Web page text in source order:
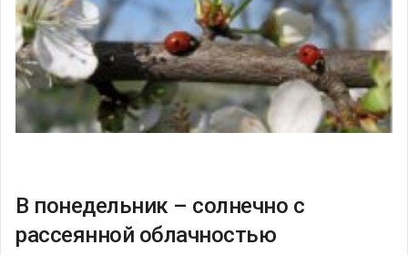
В понедельник – солнечно с
рассеянной облачностью